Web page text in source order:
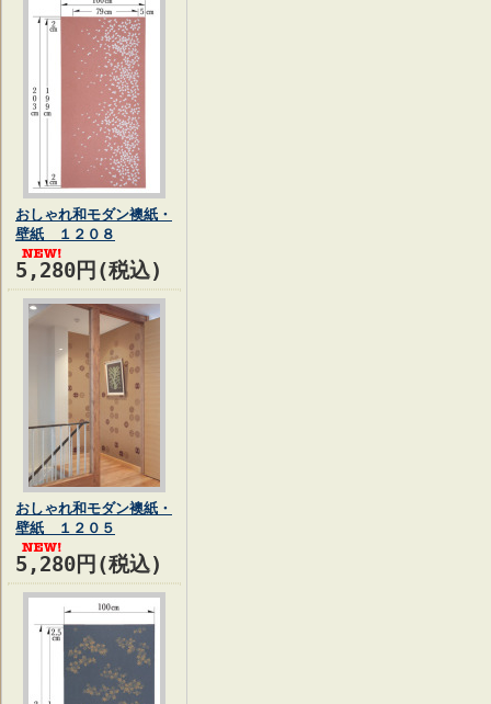
おしゃれ和モダン襖紙・
壁紙 １２０８
5,280円(税込)
おしゃれ和モダン襖紙・
壁紙 １２０５
5,280円(税込)